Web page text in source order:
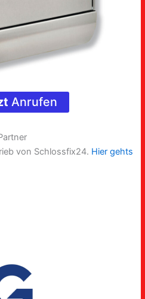
Anrufen
von Schlossfix24. Hier gehts